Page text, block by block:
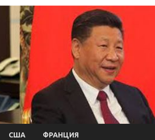
США ФРАНЦИЯ